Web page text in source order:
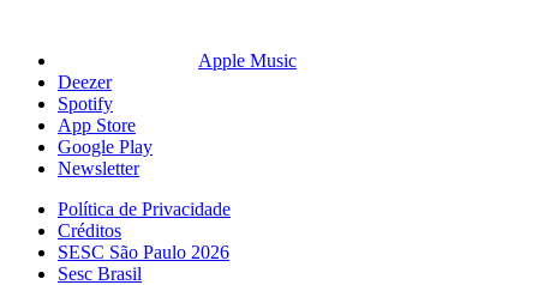
Apple Music
Deezer
Spotify
App Store
Google Play
Newsletter
Política de Privacidade
Créditos
SESC São Paulo 2026
Sesc Brasil